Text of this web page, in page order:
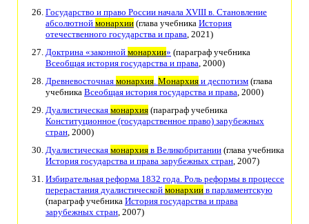
Государство и право России начала XVIII в. Становление
абсолютной монархии (глава учебника История
отечественного государства и права, 2021)
Доктрина «законной монархии» (параграф учебника
Всеобщая история государства и права, 2000)
Древневосточная монархия. Монархия и деспотизм (глава
учебника Всеобщая история государства и права, 2000)
Дуалистическая монархия (параграф учебника
Конституционное (государственное право) зарубежных
стран, 2000)
Дуалистическая монархия в Великобритании (глава учебника
История государства и права зарубежных стран, 2007)
Избирательная реформа 1832 года. Роль реформы в процессе
перерастания дуалистической монархии в парламентскую
(параграф учебника История государства и права
зарубежных стран, 2007)